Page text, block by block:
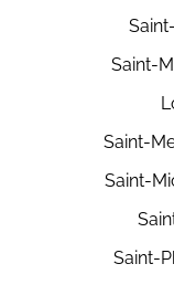
Saint-
Saint-
Saint-
Saint-